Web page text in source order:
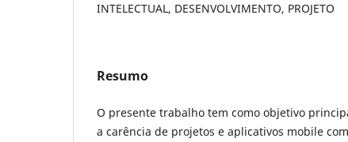
INTELECTUAL, DESENVOLVIMENTO, PROJETO
Resumo
O presente trabalho tem como objetivo
a carência de projetos e aplicativos mobile